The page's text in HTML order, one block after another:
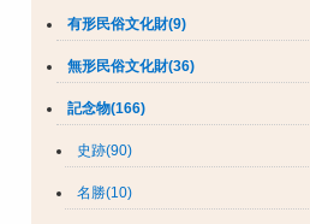
有形民俗文化財(9)
無形民俗文化財(36)
記念物(166)
史跡(90)
名勝(10)